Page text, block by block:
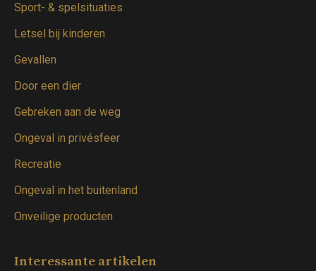
Sport- & spelsituaties
Letsel bij kinderen
Gevallen
Door een dier
Gebreken aan de weg
Ongeval in privésfeer
Recreatie
Ongeval in het buitenland
Onveilige producten
Interessante artikelen